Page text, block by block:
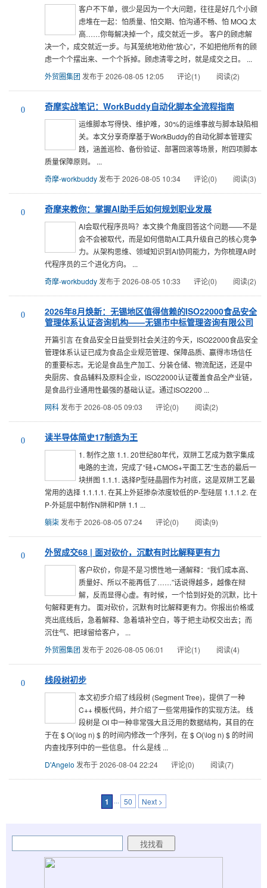
客户不下单，很少是因为一个大问题，往往是好几个小顾
虑堆在一起：怕质量、怕交期、怕沟通不畅、怕 MOQ 太
高……你每解决掉一个，成交就近一步。 客户的顾虑解
决一个，成交就近一步。与其笼统地劝他“放心”，不如把他所有的顾
虑一个个摆出来、一个个拆掉。顾虑清零之时，就是成交之日。 ...
外贸圈集团 发布于 2026-08-05 12:05 评论(1) 阅读(2)
0 奇摩实战笔记：WorkBuddy自动化脚本全流程指南
运维脚本写得快、维护难，30%的运维事故与脚本缺陷相
关。本文分享奇摩基于WorkBuddy的自动化脚本管理实
践，涵盖巡检、备份验证、部署回滚等场景，附四项脚本
质量保障原则。 ...
奇摩-workbuddy 发布于 2026-08-05 10:34 评论(0) 阅读(3)
0 奇摩来教你：掌握AI助手后如何规划职业发展
AI会取代程序员吗？本文换个角度回答这个问题——不是
会不会被取代，而是如何借助AI工具升级自己的核心竞争
力。从架构思维、领域知识到AI协同能力，为你梳理AI时
代程序员的三个进化方向。 ...
奇摩-workbuddy 发布于 2026-08-05 10:33 评论(0) 阅读(2)
0
2026年8月焕新：无锡地区值得信赖的ISO22000食品安全
管理体系认证咨询机构——无锡市中标管理咨询有限公司
开篇引言 在食品安全日益受到社会关注的今天，ISO22000食品安全
管理体系认证已成为食品企业规范管理、保障品质、赢得市场信任
的重要标志。无论是食品生产加工、分装仓储、物流配送，还是中
央厨房、食品辅料及原料企业，ISO22000认证覆盖食品全产业链，
是食品行业通用性最强的基础认证。通过ISO2200 ...
网科 发布于 2026-08-05 09:03 评论(0) 阅读(2)
0 读半导体简史17制造为王
1. 制作之旅 1.1. 20世纪80年代，双阱工艺成为数字集成
电路的主流，完成了“硅+CMOS+平面工艺”生态的最后一
块拼图 1.1.1. 选择P型硅晶圆作为衬底，这是双阱工艺最
常用的选择 1.1.1.1. 在其上外延掺杂浓度较低的P-型硅层 1.1.1.2. 在
P-外延层中制作N阱和P阱 1.1 ...
躺柒 发布于 2026-08-05 07:24 评论(0) 阅读(9)
0 外贸成交68 | 面对砍价，沉默有时比解释更有力
客户砍价，你是不是习惯性地一通解释：“我们成本高、
质量好、所以不能再低了……”话说得越多，越像在辩
解，反而显得心虚。有时候，一个恰到好处的沉默，比十
句解释更有力。 面对砍价，沉默有时比解释更有力。你报出价格或
亮出底线后，急着解释、急着填补空白，等于把主动权交出去；而
沉住气、把球留给客户， ...
外贸圈集团 发布于 2026-08-05 06:01 评论(1) 阅读(4)
0 线段树初步
本文初步介绍了线段树 (Segment Tree)，提供了一种
C++ 模板代码，并介绍了一些常用操作的实现方法。 线
段树是 OI 中一种非常强大且泛用的数据结构，其目的在
于在 $ O(\log n) $ 的时间内修改一个序列，在 $ O(\log n) $ 的时间
内查找序列中的一些信息。 什么是线 ...
D'Angelo 发布于 2026-08-04 22:24 评论(0) 阅读(7)
1 ··· 50 Next >